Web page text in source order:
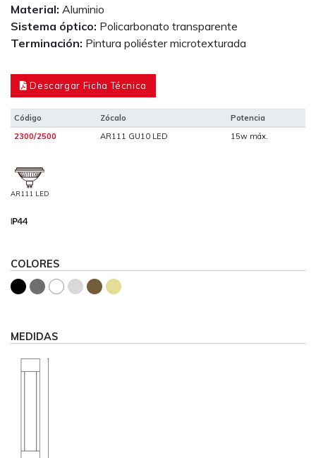
Material: Aluminio
Sistema óptico: Policarbonato transparente
Terminación: Pintura poliéster microtexturada
Descargar Ficha Técnica
Código Zócalo
Potencia
2300/2500
AR111 GU10 LED 15w máx.
AR111 LED
COLORES
MEDIDAS